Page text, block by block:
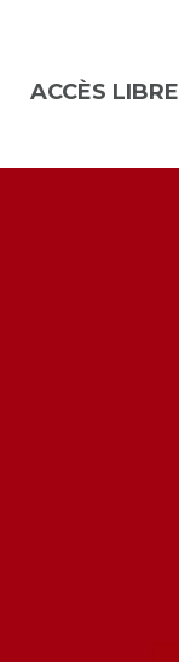
ACCÈS LIBRE